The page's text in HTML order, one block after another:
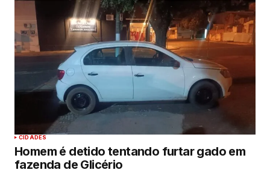
CIDADES
Homem é detido tentando furtar gado em
fazenda de Glicério